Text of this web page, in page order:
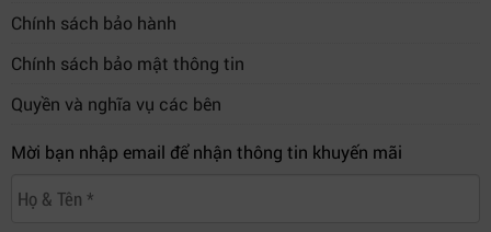
Chính sách bảo hành
Chính sách bảo mật thông tin
Quyền và nghĩa vụ các bên
Mời bạn nhập email để nhận thông tin khuyến mãi